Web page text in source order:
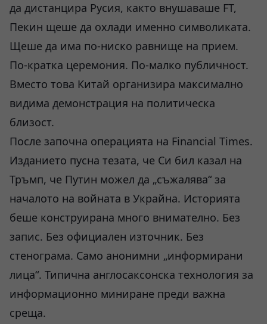
да дистанцира Русия, както внушаваше FT,
Пекин щеше да охлади именно символиката.
Щеше да има по-ниско равнище на прием.
По-кратка церемония. По-малко публичност.
Вместо това Китай организира максимално
видима демонстрация на политическа
близост.
После започна операцията на Financial Times.
Изданието пусна тезата, че Си бил казал на
Тръмп, че Путин можел да „съжалява“ за
началото на войната в Украйна. Историята
беше конструирана много внимателно. Без
запис. Без официален източник. Без
стенограма. Само анонимни „информирани
лица“. Типична англосаксонска технология за
информационно миниране преди важна
среща.